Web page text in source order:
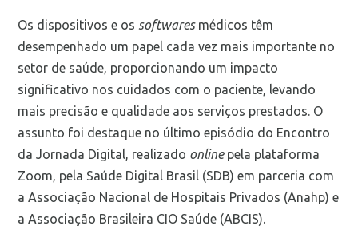
Os dispositivos e os softwaresmédicos têm
desempenhado um papel cada vez mais importante no
setor de saúde, proporcionando um impacto
significativo nos cuidados com o paciente, levando
mais precisão e qualidade aos serviços prestados. O
assunto foi destaque no último episódio do Encontro
da Jornada Digital, realizado onlinepela plataforma
Zoom, pela Saúde Digital Brasil (SDB) em parceria com
a Associação Nacional de Hospitais Privados (Anahp) e
a Associação Brasileira CIO Saúde (ABCIS).